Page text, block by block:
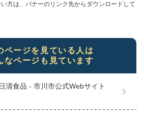
方は、バナーのリンク先からダウンロードして
ページを見ている人は
なページも見ています
清食品 - 市川市公式Webサイト